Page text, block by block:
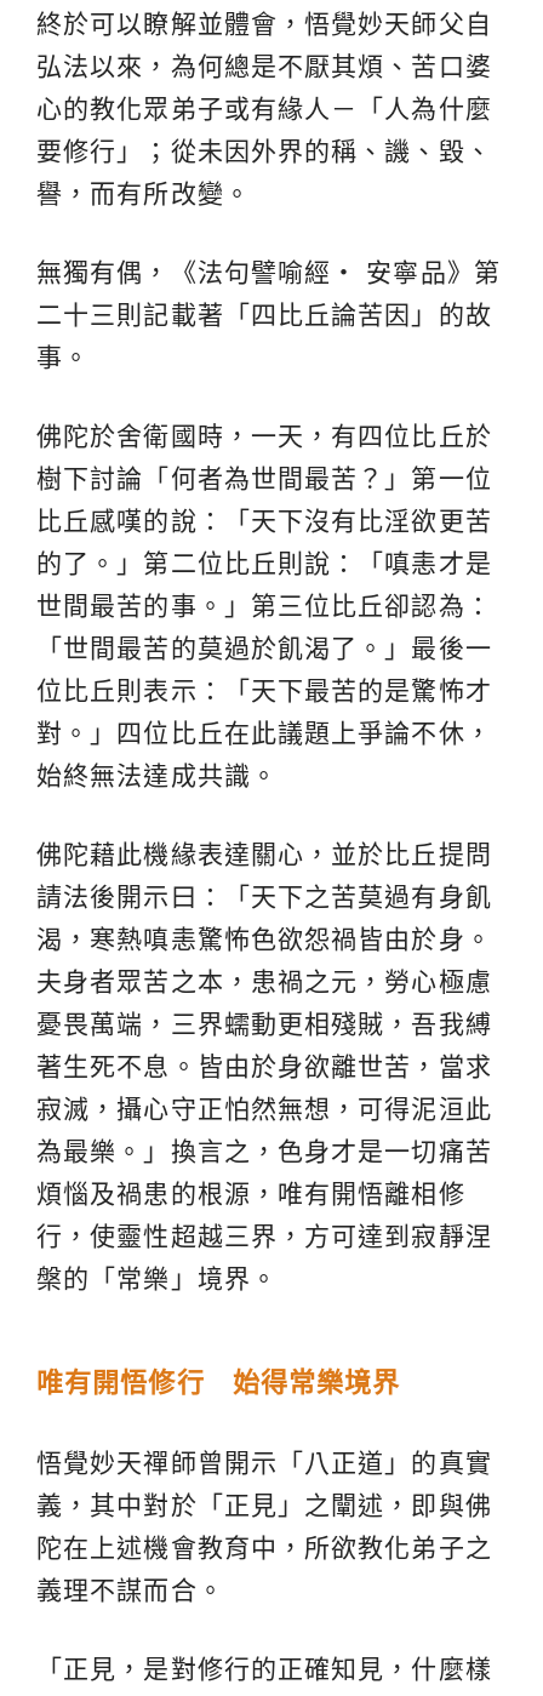
終於可以瞭解並體會，悟覺妙天師父自
弘法以來，為何總是不厭其煩、苦口婆
心的教化眾弟子或有緣人－「人為什麼
要修行」；從未因外界的稱、譏、毀、
譽，而有所改變。
無獨有偶，《法句譬喻經‧ 安寧品》第
二十三則記載著「四比丘論苦因」的故
事。
佛陀於舍衛國時，一天，有四位比丘於
樹下討論「何者為世間最苦？」第一位
比丘感嘆的說：「天下沒有比淫欲更苦
的了。」第二位比丘則說：「嗔恚才是
世間最苦的事。」第三位比丘卻認為：
「世間最苦的莫過於飢渴了。」最後一
位比丘則表示：「天下最苦的是驚怖才
對。」四位比丘在此議題上爭論不休，
始終無法達成共識。
佛陀藉此機緣表達關心，並於比丘提問
請法後開示曰：「天下之苦莫過有身飢
渴，寒熱嗔恚驚怖色欲怨禍皆由於身。
夫身者眾苦之本，患禍之元，勞心極慮
憂畏萬端，三界蠕動更相殘賊，吾我縛
著生死不息。皆由於身欲離世苦，當求
寂滅，攝心守正怕然無想，可得泥洹此
為最樂。」換言之，色身才是一切痛苦
煩惱及禍患的根源，唯有開悟離相修
行，使靈性超越三界，方可達到寂靜涅
槃的「常樂」境界。
唯有開悟修行 始得常樂境界
悟覺妙天禪師曾開示「八正道」的真實
義，其中對於「正見」之闡述，即與佛
陀在上述機會教育中，所欲教化弟子之
義理不謀而合。
「正見，是對修行的正確知見，什麼樣